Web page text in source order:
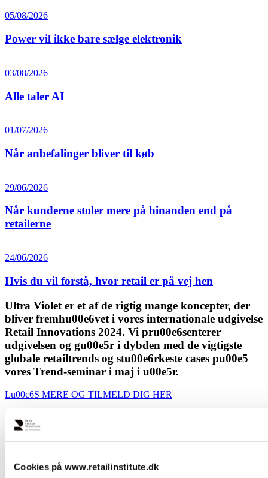
Cookies på www.retailinstitute.dk
05/08/2026
Power vil ikke bare sælge elektronik
03/08/2026
Alle taler AI
01/07/2026
Når anbefalinger bliver til køb
29/06/2026
Når kunderne stoler mere på hinanden end på
retailerne
24/06/2026
Hvis du vil forstå, hvor retail er på vej hen
Ultra Violet er et af de rigtig mange koncepter, der
bliver fremhu00e6vet i vores internationale udgivelse
Retail Innovations 2024. Vi pru00e6senterer
udgivelsen og gu00e5r i dybden med de vigtigste
globale retailtrends og stu00e6rkeste cases pu00e5
vores Trend-seminar i maj i u00e5r.
Lu00c6S MERE OG TILMELD DIG HER
Det sker